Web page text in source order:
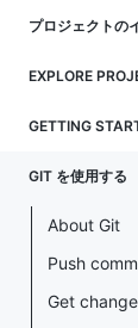
プロジェクトの
EXPLORE
GETTING
GIT を使用する
About Git
Push
Get